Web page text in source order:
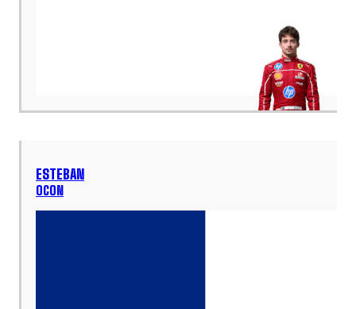
ESTEBAN
OCON